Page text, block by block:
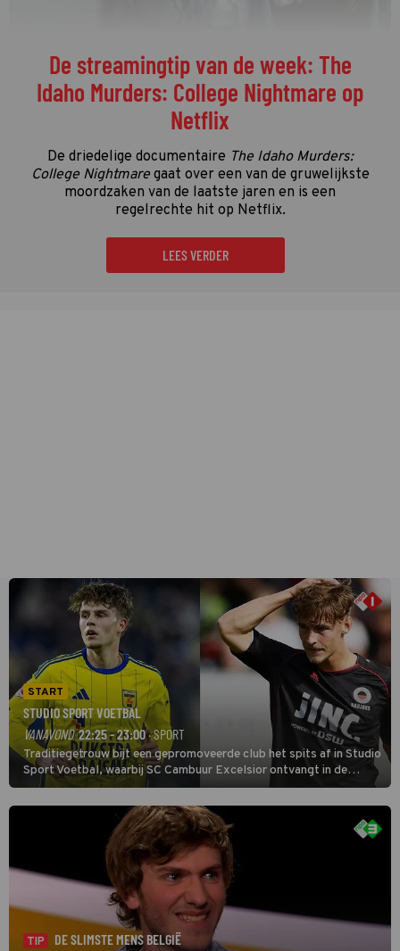
De streamingtip van de week: The
Idaho Murders: College Nightmare op
Netflix
De driedelige documentaire The Idaho Murders:
College Nightmaregaat over een van de gruwelijkste
moordzaken van de laatste jaren en is een
regelrechte hit op Netflix.
LEES VERDER
START
STUDIO SPORT VOETBAL
VANAVOND 22:25 - 23:00· SPORT
Traditiegetrouw bijt een gepromoveerde club het spits af in Studio
Sport Voetbal, waarbij SC Cambuur Excelsior ontvangt in de
eerste wedstrijd van het nieuwe Eredivisieseizoen. De nieuwe
oefenmeester is Johan Plat en hij wil aanvallend voetballen.
TIP
DE SLIMSTE MENS BELGIË